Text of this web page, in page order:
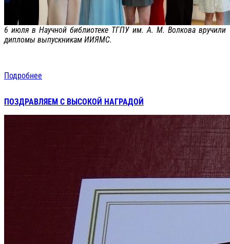
6 июля в Научной библиотеке ТГПУ им. А. М. Волкова вручили
дипломы выпускникам ИИЯМС.
Подробнее
ПОЗДРАВЛЯЕМ С ВЫСОКОЙ НАГРАДОЙ